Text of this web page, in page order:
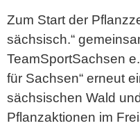
Zum Start der
sächsisch.“
TeamSportSachsen
für Sachsen“ erneut
sächsischen Wald
Pflanzaktionen im